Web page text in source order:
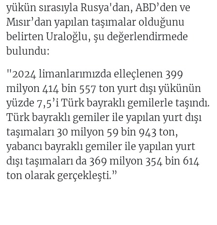
yükün sırasıyla Rusya'dan, ABD’den ve
Mısır’dan yapılan taşımalar olduğunu
belirten Uraloğlu, şu değerlendirmede
bulundu:
"2024 limanlarımızda elleçlenen 399
milyon 414 bin 557 ton yurt dışı yükünün
yüzde 7,5’i Türk bayraklı gemilerle taşındı.
Türk bayraklı gemiler ile yapılan yurt dışı
taşımaları 30 milyon 59 bin 943 ton,
yabancı bayraklı gemiler ile yapılan yurt
dışı taşımaları da 369 milyon 354 bin 614
ton olarak gerçekleşti.”